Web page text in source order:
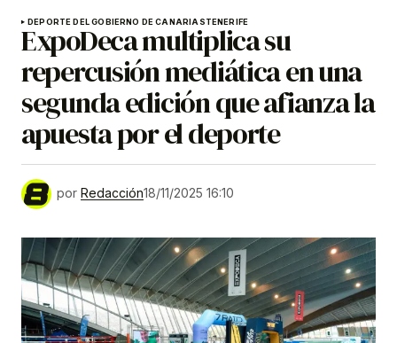
DEPORTE DEL GOBIERNO DE CANARIASTENERIFE
ExpoDeca multiplica su
repercusión mediática en una
segunda edición que afianza la
apuesta por el deporte
por Redacción18/11/2025 16:10